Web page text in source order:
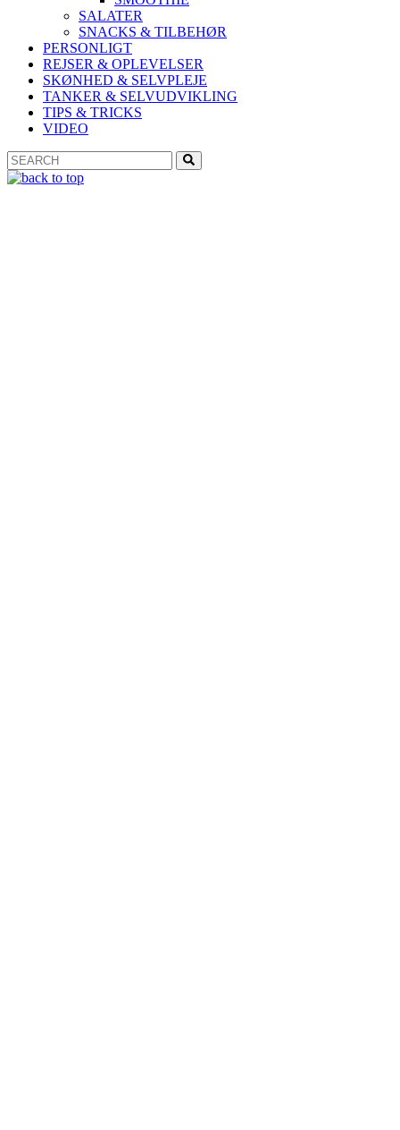
SALATER
SNACKS & TILBEHØR
PERSONLIGT
REJSER & OPLEVELSER
SKØNHED & SELVPLEJE
TANKER & SELVUDVIKLING
TIPS & TRICKS
VIDEO
Search
for: